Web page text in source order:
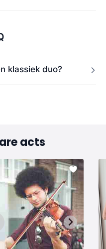
klassiek duo?
acts